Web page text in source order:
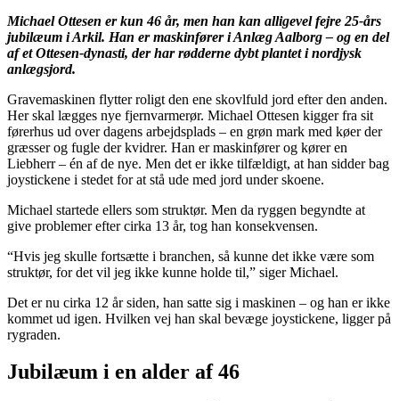
Michael Ottesen er kun 46 år, men han kan alligevel fejre 25-års
jubilæum i Arkil. Han er maskinfører i Anlæg Aalborg – og en del
af et Ottesen-dynasti, der har rødderne dybt plantet i nordjysk
anlægsjord.
Gravemaskinen flytter roligt den ene skovlfuld jord efter den anden.
Her skal lægges nye fjernvarmerør. Michael Ottesen kigger fra sit
førerhus ud over dagens arbejdsplads – en grøn mark med køer der
græsser og fugle der kvidrer. Han er maskinfører og kører en
Liebherr – én af de nye. Men det er ikke tilfældigt, at han sidder bag
joystickene i stedet for at stå ude med jord under skoene.
Michael startede ellers som struktør. Men da ryggen begyndte at
give problemer efter cirka 13 år, tog han konsekvensen.
“Hvis jeg skulle fortsætte i branchen, så kunne det ikke være som
struktør, for det vil jeg ikke kunne holde til,” siger Michael.
Det er nu cirka 12 år siden, han satte sig i maskinen – og han er ikke
kommet ud igen. Hvilken vej han skal bevæge joystickene, ligger på
rygraden.
Jubilæum i en alder af 46